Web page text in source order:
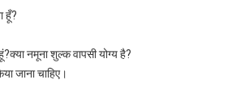
हूँ?
नमूना शुल्क वापसी योग्य है?
जाना चाहिए।